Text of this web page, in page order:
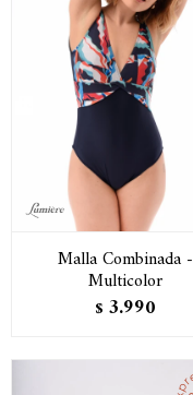
Malla Combinada -
Multicolor
$ 3.990